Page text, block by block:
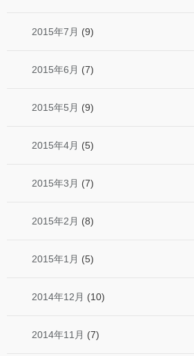
2015年7月 (9)
2015年6月 (7)
2015年5月 (9)
2015年4月 (5)
2015年3月 (7)
2015年2月 (8)
2015年1月 (5)
2014年12月 (10)
2014年11月 (7)